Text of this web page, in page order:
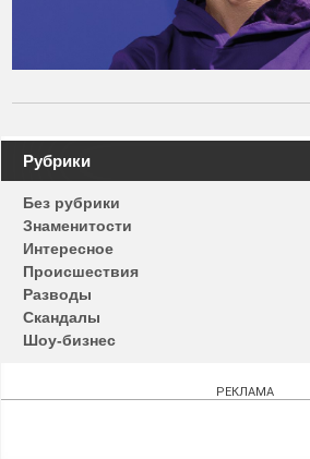
Навигация
по
записям
Рубрики
Без рубрики
Знаменитости
Интересное
Происшествия
Разводы
Скандалы
Шоу-бизнес
РЕКЛАМА